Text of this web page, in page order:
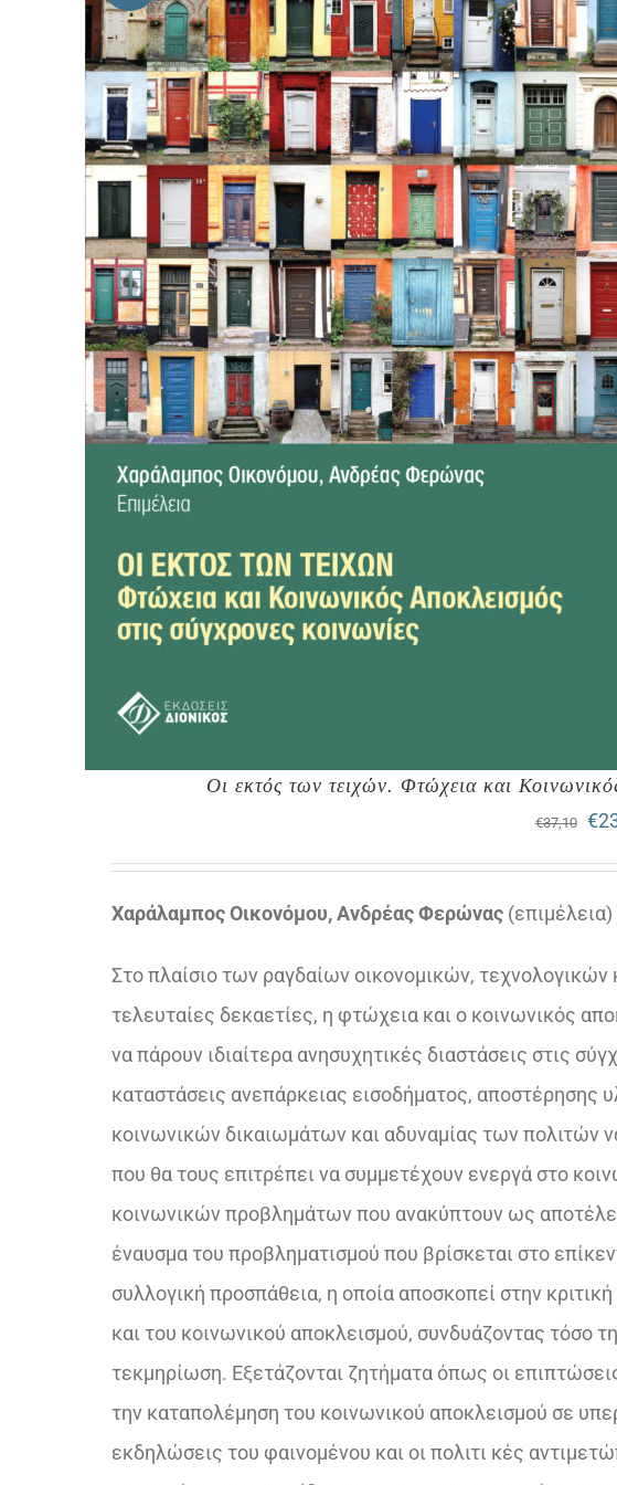
Οι εκτός των τειχών. Φτώχεια και
€37,10 €
Χαράλαμπος Οικονόμου, Ανδρέας Φερώνας(επιμέλεια)
Στο πλαίσιο των ραγδαίων οικονομικών,
τελευταίες δεκαετίες, η φτώχεια και ο κοινωνικός
να πάρουν ιδιαίτερα ανησυχητικές διαστάσεις στις
καταστάσεις ανεπάρκειας εισοδήματος, αποστέρησης
κοινωνικών δικαιωμάτων και αδυναμίας των πολιτών
που θα τους επιτρέπει να συμμετέχουν ενεργά στο
κοινωνικών προβλημάτων που ανακύπτουν ως
έναυσμα του προβληματισμού που βρίσκεται στο
συλλογική προσπάθεια, η οποία αποσκοπεί στην
και του κοινωνικού αποκλεισμού, συνδυάζοντας τόσο
τεκμηρίωση. Εξετάζονται ζητήματα όπως οι
την καταπολέμηση του κοινωνικού αποκλεισμού σε
εκδηλώσεις του φαινομένου και οι πολιτι κές